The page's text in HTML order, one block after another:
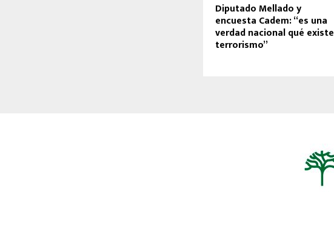
Diputado Mellado y
encuesta Cadem: “es una
verdad nacional qué existe
terrorismo”